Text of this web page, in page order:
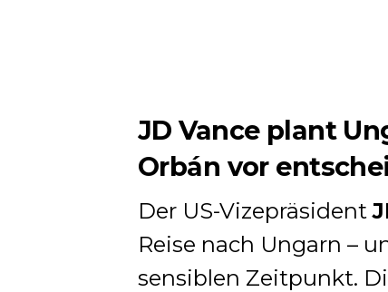
JD Vance plant
Orbán vor
Der US-Vizepräsident
Reise nach Ungarn –
sensiblen Zeitpunkt.